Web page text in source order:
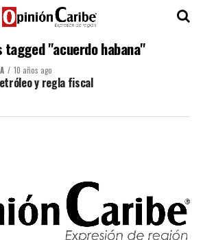
"acuerdo habana"
10 años ago
y regla fiscal